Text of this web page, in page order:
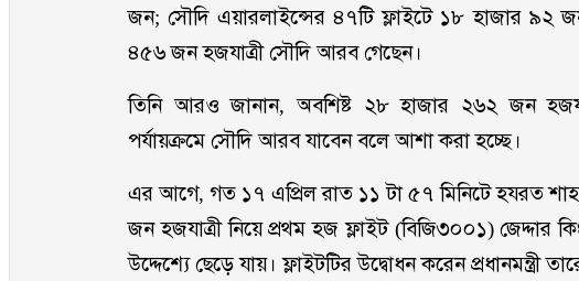
জন; সৌদি এয়ারলাইন্সের ৪৭টি ফ্লাইটে ১৮ হাজার ৯২
৪৫৬ জন হজযাত্রী সৌদি আরব গেছেন।
তিনি আরও জানান, অবশিষ্ট ২৮ হাজার ২৬২ জন
পর্যায়ক্রমে সৌদি আরব যাবেন বলে আশা করা হচ্ছে।
এর আগে, গত ১৭ এপ্রিল রাত ১১ টা ৫৭ মিনিটে হযরত
জন হজযাত্রী নিয়ে প্রথম হজ ফ্লাইট (বিজি৩০০১) জেদ্দার
উদ্দেশ্যে ছেড়ে যায়। ফ্লাইটটির উদ্বোধন করেন প্রধানমন্ত্রী